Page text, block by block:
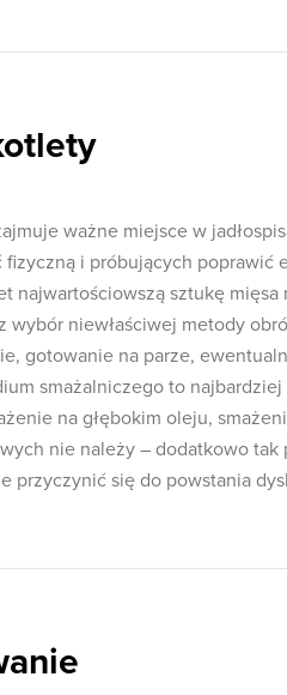
ważne miejsce w
fizyczną i próbujących
najwartościowszą sztukę
wybór niewłaściwej metody
gotowanie na parze,
smażalniczego to
na głębokim oleju,
nie należy – dodatkowo tak
przyczynić się do powstania